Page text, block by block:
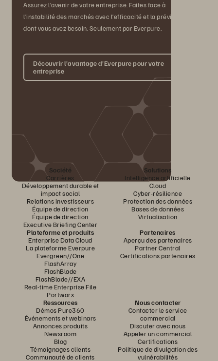
Assurez l’avenir de votre entreprise. Faites face à
l’instabilité des marchés avec l’efficacité et la prévisibilité
dont vous avez besoin. Seulement par Everpure.
Découvrir l’avantage d’Everpure pour votre
entreprise
Société
Carrières
Développement durable et
impact social
Relations investisseurs
Équipe de direction
Équipe de direction
Executive Briefing Center
Solutions
Intelligence artificielle
Cloud
Cyber-résilience
Protection des données
Bases de données
Virtualisation
Plateforme et produits
Enterprise Data Cloud
La plateforme Everpure
Evergreen//One
FlashArray
FlashBlade
FlashBlade//EXA
Real-time Enterprise File
Portworx
Partenaires
Aperçu des partenaires
Partner Central
Certifications partenaires
Ressources
Démos Pure360
Événements et webinars
Annonces produits
Newsroom
Blog
Témoignages clients
Communauté de clients
Nous contacter
Contacter le service
commercial
Discuter avec nous
Appeler un commercial
Certifications
Politique de divulgation des
vulnérabilités